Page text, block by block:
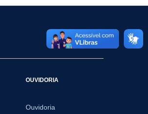
OUVIDORIA
Ouvidoria